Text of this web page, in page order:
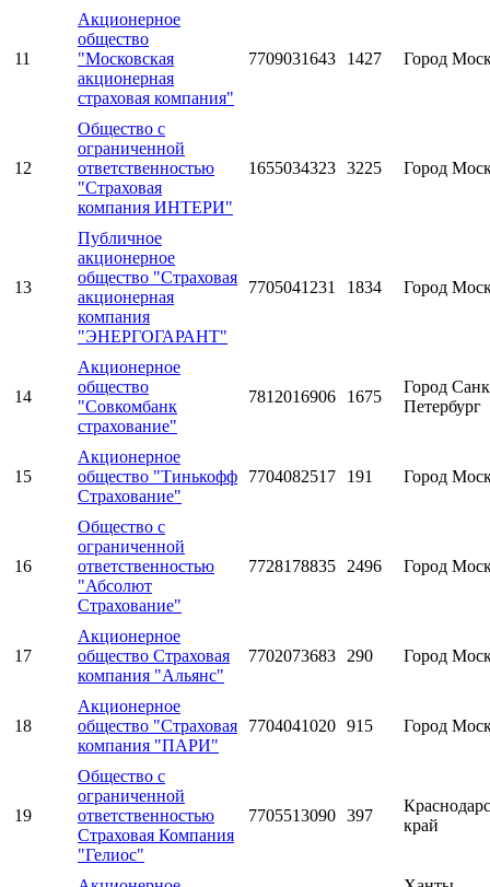
11
Акционерное
общество
"Московская
акционерная
страховая компания"
7709031643 1427 Город
12
Общество с
ограниченной
ответственностью
"Страховая
компания ИНТЕРИ"
1655034323 3225 Город
13
Публичное
акционерное
общество "Страховая
акционерная
компания
"ЭНЕРГОГАРАНТ"
7705041231 1834 Город
14
Акционерное
общество
"Совкомбанк
страхование"
7812016906 1675
Город
Петербург
15
Акционерное
общество "Тинькофф
Страхование"
7704082517 191 Город
16
Общество с
ограниченной
ответственностью
"Абсолют
Страхование"
7728178835 2496 Город
17
Акционерное
общество Страховая
компания "Альянс"
7702073683 290 Город
18
Акционерное
общество "Страховая
компания "ПАРИ"
7704041020 915 Город
19
Общество с
ограниченной
ответственностью
Страховая Компания
"Гелиос"
7705513090 397
край